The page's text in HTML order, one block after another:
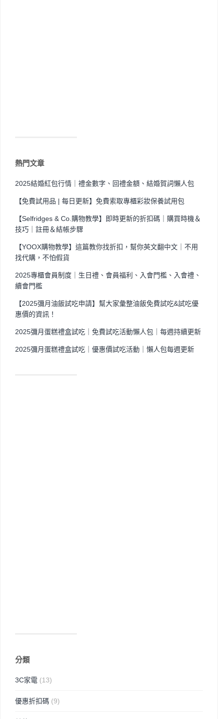
熱門文章
2025結婚紅包行情｜禮金數字、回禮金額、結婚賀詞懶人包
【免費試用品 | 每日更新】免費索取專櫃彩妝保養試用包
【Selfridges & Co.購物教學】即時更新的折扣碼｜購買時機＆
技巧｜註冊＆結帳步驟
【YOOX購物教學】這篇教你找折扣，幫你英文翻中文｜不用
找代購，不怕假貨
2025專櫃會員制度｜生日禮、會員福利、入會門檻、入會禮、
續會門檻
【2025彌月油飯試吃申請】幫大家彙整油飯免費試吃&試吃優
惠價的資訊！
2025彌月蛋糕禮盒試吃｜免費試吃活動懶人包｜每週持續更新
2025彌月蛋糕禮盒試吃｜優惠價試吃活動｜懶人包每週更新
分類
3C家電 (13)
優惠折扣碼 (9)